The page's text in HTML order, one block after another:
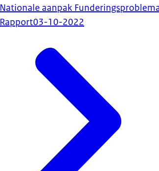
Nationale aanpak
Rapport03-10-2022